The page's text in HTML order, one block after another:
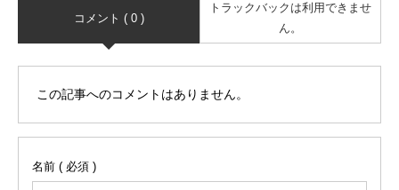
コメント ( 0 )
トラックバックは利用できませ
ん。
この記事へのコメントはありません。
名前 ( 必須 )